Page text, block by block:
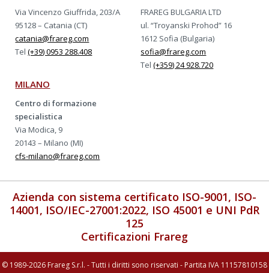
Via Vincenzo Giuffrida, 203/A
95128 – Catania (CT)
catania@frareg.com
Tel(+39) 0953 288.408
FRAREG BULGARIA LTD
ul. “Troyanski Prohod” 16
1612 Sofia (Bulgaria)
sofia@frareg.com
Tel(+359) 24 928.720
MILANO
Centro di formazione
specialistica
Via Modica, 9
20143 – Milano (MI)
cfs-milano@frareg.com
Azienda con sistema certificato ISO-9001, ISO-
14001, ISO/IEC-27001:2022, ISO 45001 e UNI PdR
125
Certificazioni Frareg
© 1989-2026 Frareg S.r.l. - Tutti i diritti sono riservati - Partita IVA 11157810158